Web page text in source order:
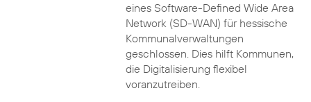
eines Software-Defined Wide Area
Network (SD-WAN) für hessische
Kommunalverwaltungen
geschlossen. Dies hilft Kommunen,
die Digitalisierung flexibel
voranzutreiben.